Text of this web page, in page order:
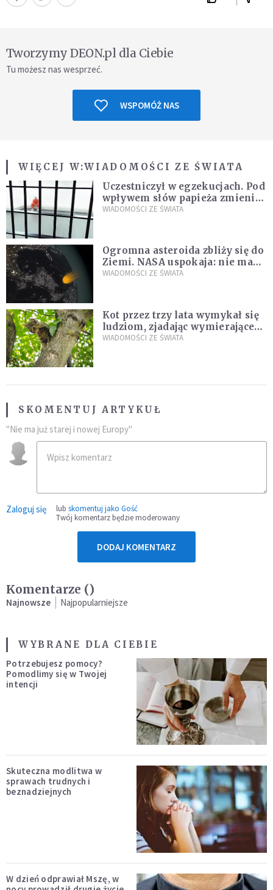
Tworzymy DEON.pl dla Ciebie
Tu możesz nas wesprzeć.
WSPOMÓŻ NAS
WIĘCEJ W:WIADOMOŚCI ZE ŚWIATA
Uczestniczył w egzekucjach. Pod
wpływem słów papieża zmienił
zdanie
WIADOMOŚCI ZE ŚWIATA
Ogromna asteroida zbliży się do
Ziemi. NASA uspokaja: nie ma
zagrożenia
WIADOMOŚCI ZE ŚWIATA
Kot przez trzy lata wymykał się
ludziom, zjadając wymierające
kaczki. W końcu popełnił
WIADOMOŚCI ZE ŚWIATA
SKOMENTUJ ARTYKUŁ
"Nie ma już starej i nowej Europy"
Zaloguj się lub skomentuj jako Gość
Twój komentarz będzie moderowany
DODAJ KOMENTARZ
Komentarze ()
Najnowsze Najpopularniejsze
WYBRANE DLA CIEBIE
Potrzebujesz pomocy?
Pomodlimy się w Twojej
intencji
Skuteczna modlitwa w
sprawach trudnych i
beznadziejnych
W dzień odprawiał Mszę, w